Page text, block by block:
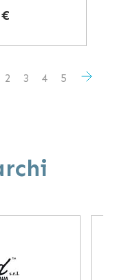
Pagina
Pagina
2 Pagina
3 Pagina
4 Pagina
5